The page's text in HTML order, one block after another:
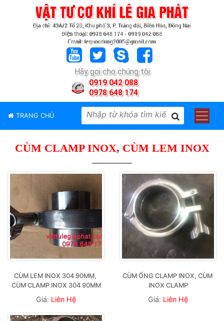
Hãy gọi cho chúng tôi
0919 042 088
0978 648 174
TRANG CHỦ
PHẨM
HIỆU
TIN
LIÊN
CÙM CLAMP INOX, CÙM LEM INOX
CÙM LEM INOX 304 90MM,
CÙM CLAMP INOX 304 90MM
Giá: Liên Hệ
CÙM ỐNG CLAMP INOX, CÙM
INOX CLAMP
Giá: Liên Hệ